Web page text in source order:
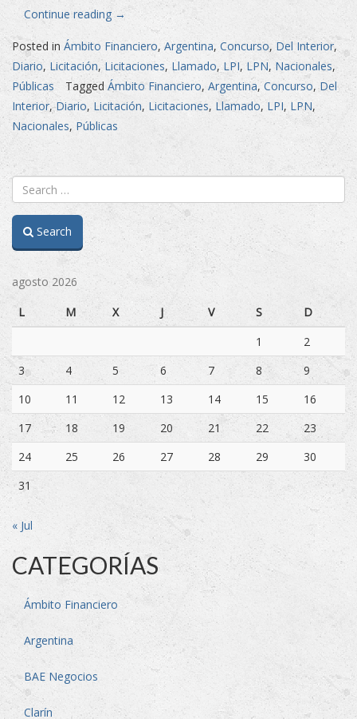
Continue reading «Licitaciones
Públicas
en
Diario
Ámbito
Financiero»
→
Posted in Ámbito Financiero, Argentina, Concurso, Del Interior,
Diario, Licitación, Licitaciones, Llamado, LPI, LPN, Nacionales,
Públicas
Tagged Ámbito Financiero, Argentina,Concurso,Del
Interior,Diario, Licitación, Licitaciones, Llamado, LPI, LPN,
Nacionales, Públicas
Search
agosto 2026
L
M X J V S
D
1
2
3
4 5 6 7 8
9
10
11 12 13 14 15
16
17
18 19 20 21 22
23
24
25 26 27 28 29
30
31
« Jul
CATEGORÍAS
Ámbito Financiero
Argentina
BAE Negocios
Clarín